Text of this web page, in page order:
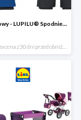
Hit cenowy - LUPILU® Spodnie narciarskie chłopięce